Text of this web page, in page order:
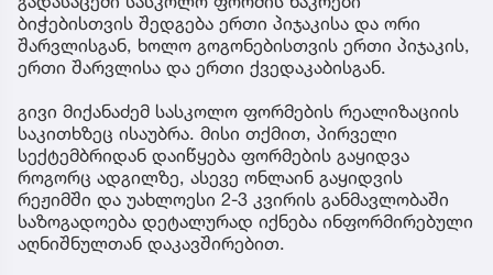
ბიჭებისთვის შედგება ერთი პიჯაკისა და ორი
შარვლისგან, ხოლო გოგონებისთვის ერთი პიჯაკის,
ერთი შარვლისა და ერთი ქვედაკაბისგან.
გივი მიქანაძემ სასკოლო ფორმების რეალიზაციის
საკითხზეც ისაუბრა. მისი თქმით, პირველი
სექტემბრიდან დაიწყება ფორმების გაყიდვა
როგორც ადგილზე, ასევე ონლაინ გაყიდვის
რეჟიმში და უახლოესი 2-3 კვირის განმავლობაში
საზოგადოება დეტალურად იქნება ინფორმირებული
აღნიშნულთან დაკავშირებით.